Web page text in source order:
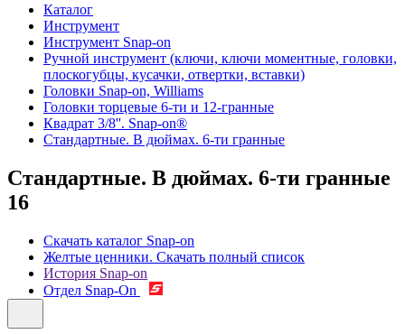
Каталог
Инструмент
Инструмент Snap-on
Ручной инструмент (ключи, ключи моментные, головки,
плоскогубцы, кусачки, отвертки, вставки)
Головки Snap-on, Williams
Головки торцевые 6-ти и 12-гранные
Квадрат 3/8''. Snap-on®
Стандартные. В дюймах. 6-ти гранные
Стандартные. В дюймах. 6-ти гранные
16
Скачать каталог Snap-on
Желтые ценники. Скачать полный список
История Snap-on
Отдел Snap-On